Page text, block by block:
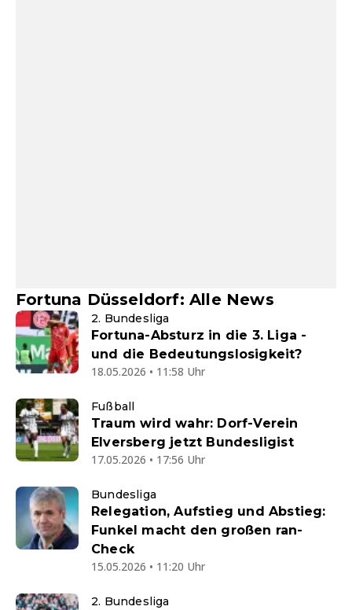
Fortuna Düsseldorf: Alle News
2. Bundesliga
Fortuna-Absturz in die 3. Liga -
und die Bedeutungslosigkeit?
18.05.2026 • 11:58 Uhr
Fußball
Traum wird wahr: Dorf-Verein
Elversberg jetzt Bundesligist
17.05.2026 • 17:56 Uhr
Bundesliga
Relegation, Aufstieg und Abstieg:
Funkel macht den großen ran-
Check
15.05.2026 • 11:20 Uhr
2. Bundesliga